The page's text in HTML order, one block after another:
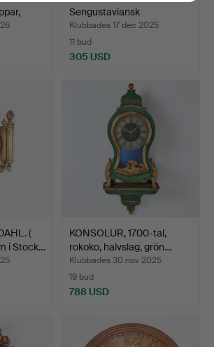
Sengustaviansk
stockholmsarbet…
Klubbades 17 dec 2025
11 bud
305 USD
(
i Stock…
KONSOLUR, 1700-tal,
rokoko, halvslag, grön…
Klubbades 30 nov 2025
19 bud
788 USD